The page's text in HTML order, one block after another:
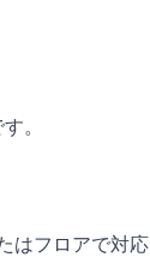
。
はフロアで対応